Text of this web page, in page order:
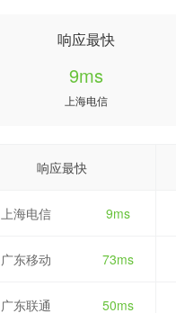
响应最快
9ms
上海电信
响应最快
上海电信 9ms
广东移动 73ms
广东联通 50ms